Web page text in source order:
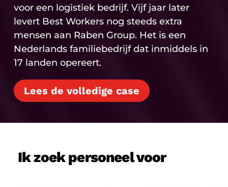
voor een logistiek bedrijf. Vijf jaar later
levert Best Workers nog steeds extra
mensen aan Raben Group. Het is een
Nederlands familiebedrijf dat inmiddels in
17 landen opereert.
Lees de volledige case
Ik zoek personeel voor